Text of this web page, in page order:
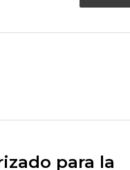
para la